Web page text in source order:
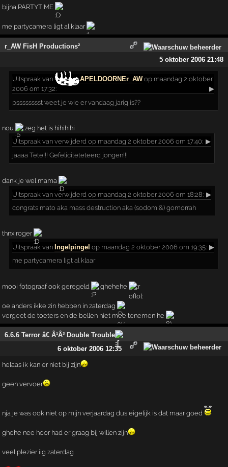
bijna PARTYTIME
me partycamera ligt al klaar
r_AW FisH Productions²
5 oktober 2006 21:48
Uitspraak van APELDOORNEr_AWop maandag 2 oktober
2006 om 17:32:
▶
psssssssst weet je wie er vandaag jarig is??
nou
zeg het is hihihihi
Uitspraak van verwijderd op maandag 2 oktober 2006 om 17:40: ▶
jaaaa Tete!!! Gefeliciteteteerd jongen!!!
dank je wel mama
Uitspraak van verwijderd op maandag 2 oktober 2006 om 18:28: ▶
congrats mato aka mass destruction aka (sodom &) gomorrah
thnx roger
Uitspraak vanIngelpingel op maandag 2 oktober 2006 om 19:35: ▶
me partycamera ligt al klaar
mooi fotograaf ook geregeld ghehehe
oe anders ikke zin hebben in zaterdag
vergeet de toeters en de bellen niet mee tenemen he
6.6.6 Terror â€ Â¹Â³ Double Trouble
6 oktober 2006 12:35
helaas ik kan er niet bij zijn
geen vervoer
nja je was ook niet op mijn verjaardag dus eigelijk is dat maar goed
ghehe nee hoor had er graag bij willen zijn
veel plezier iig zaterdag